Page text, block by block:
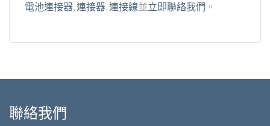
電池連接器,連接器,連接線並立即聯絡我們 。
聯絡我們